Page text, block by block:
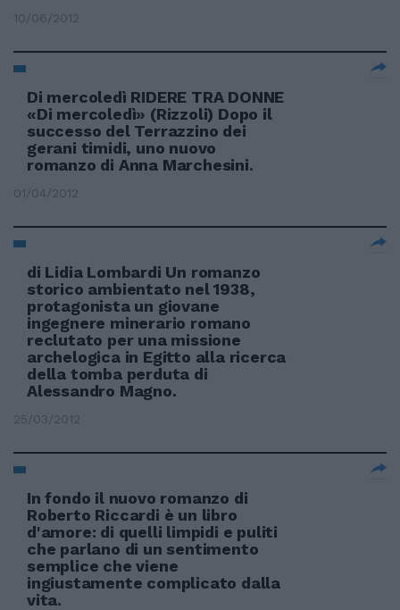
10/06/2012
Di mercoledì RIDERE TRA DONNE
«Di mercoledì» (Rizzoli) Dopo il
successo del Terrazzino dei
gerani timidi, uno nuovo
romanzo di Anna Marchesini.
01/04/2012
di Lidia Lombardi Un romanzo
storico ambientato nel 1938,
protagonista un giovane
ingegnere minerario romano
reclutato per una missione
archelogica in Egitto alla ricerca
della tomba perduta di
Alessandro Magno.
25/03/2012
In fondo il nuovo romanzo di
Roberto Riccardi è un libro
d'amore: di quelli limpidi e puliti
che parlano di un sentimento
semplice che viene
ingiustamente complicato dalla
vita.